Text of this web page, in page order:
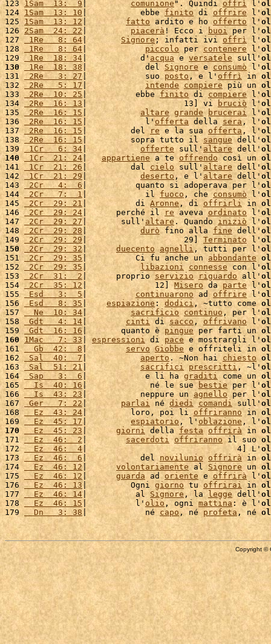
123 1Sam  13:  9 | comunione ". Quindi offrì l'
124 1Sam  13: 10 |           ebbe finito di offrire l'
125 1Sam  13: 12| fatto ardito e ho offerto l'
126 2Sam  24: 22| piacerà ! Ecco i buoi per l'
127
1Re   8: 64| Signore ; infatti ivi offrì l'
128
1Re   8: 64 | piccolo per contenere l'
129 1Re  18: 34 |           d'acqua e versatele sull'
130 1Re  18: 38|            del Signore e consumò l'
131 2Re   3: 27 |            suo posto , e l' offrì in
132 2Re   5: 17| intende compiere più un
133 2Re  10: 25|          ebbe finito di compiere l'
134 2Re  16: 13|                    13] vi bruciò l'
135 2Re  16: 15 | altare grande brucerai l'
136
2Re  16: 15 |            l'offerta della sera, l'
137 2Re  16: 15 |         del re e la sua offerta , l'
138 2Re  16: 15|         sopra tutto il sangue dell'
139 1Cr   6: 34 | offerte sull'altare dell'
140 1Cr  21: 24 | appartiene a te offrendo così un
141 1Cr  21: 26 |         dal cielo sull' altare dell'
142 1Cr  21: 29 | deserto , e l'altare dell'
143
2Cr   4:  6|          quanto si adoperava per l'
144
2Cr   7:  1 |            il fuoco , che consumò l'
145
2Cr  29: 21 |          di Aronne , di offrirli in
146 2Cr  29: 24 |      perché il re aveva ordinato l'
147
2Cr  29: 27|       sull' altare . Quando iniziò l'
148 2Cr  29: 28 | durò fino alla fine dell'
149 2Cr  29: 29|                    29] Terminato l'
150
2Cr  29: 32| duecento agnelli, tutti per l'
151
2Cr  29: 35|          Ci fu anche un abbondante
152 2Cr  29: 35| libazioni connesse con l'
153
2Cr  31:  2 |      proprio servizio riguardo all'
154 2Cr  35: 12 |              12] Misero da parte l'
155 Esd   3:  5| continuarono ad offrire l'
156 Esd   8: 35 | espiazione : dodici, ~tutto come
157
  Ne  10: 34
| sacrificio continuo, per l'
158 Gdt   4: 14 | cinti di sacco , offrivano l'
159 Gdt  16: 16|       quanto è pingue per farti un
160 1Mac   7: 33| espressioni di pace e mostrargli l'
161
  Gb  42:  8
| servo Giobbe e offriteli in
162 Sal  40:  7 | aperto . ~Non hai chiesto
163 Sal  51: 21 | sacrifici prescritti , ~l'
164
Sap   3:  6|            e li ha graditi come un
165
  Is  40: 16
|             né le sue bestie per l'
166
  Is  43: 23
|           neppure un agnello per l'
167
Ger   7: 22| parlai né diedi comandi sull'
168
  Ez  43: 24
|         loro, poi li offriranno in
169
  Ez  45: 17
| espiatorio , l'oblazione , l'
170
  Ez  45: 23
| giorni della festa offrirà in
171
  Ez  46:  2
| sacerdoti offriranno il suo
172
  Ez  46:  4
|                               4] L'
173
  Ez  46:  6
|           del novilunio offrirà in
174
  Ez  46: 12
| volontariamente al Signore un
175
  Ez  46: 12
| guarda ad oriente e offrirà l'
176
  Ez  46: 13
|         Ogni giorno tu offrirai in
177
  Ez  46: 14
|          al Signore , la legge dell'
178
  Ez  46: 15
|          l'olio , ogni mattina : è l'
179
  Dn   3: 38
|            né capo , né profeta , né
Copyright ©